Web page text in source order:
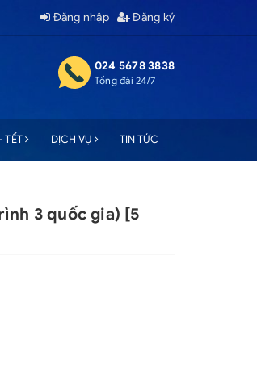
Đăng nhập Đăng ký
024 5678 3838
Tổng đài 24/7
TẾT DỊCH VỤ TIN TỨC
3 quốc gia) [5